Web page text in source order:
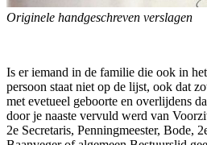
Originele handgeschreven verslagen
Is er iemand in de familie die ook in
persoon staat niet op de lijst, ook dat
met evetueel geboorte en overlijdens
door je naaste vervuld werd van
2e Secretaris, Penningmeester, Bode,